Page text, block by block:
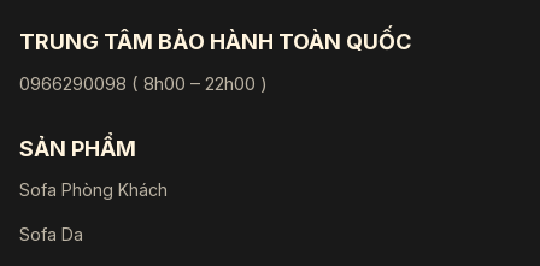
TRUNG TÂM BẢO HÀNH TOÀN QUỐC
0966290098 ( 8h00 – 22h00 )
SẢN PHẨM
Sofa Phòng Khách
Sofa Da